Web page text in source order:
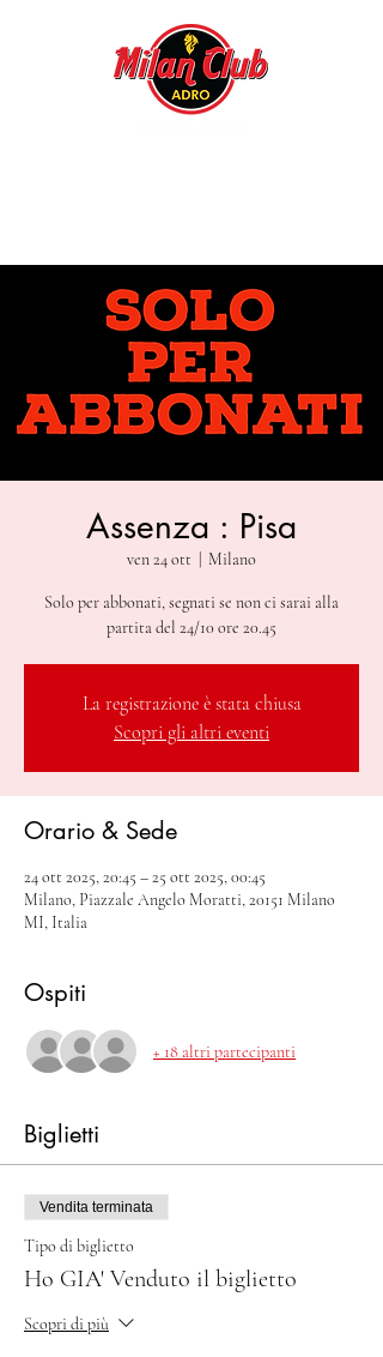
Assenza : Pisa
ven 24 ott Milano
Solo per abbonati, segnati se non ci sarai alla
partita del 24/10 ore 20.45
La registrazione è stata chiusa
Scopri gli altri eventi
Orario & Sede
24 ott 2025, 20:45 – 25 ott 2025, 00:45
Milano, Piazzale Angelo Moratti, 20151 Milano
MI, Italia
Ospiti
+ 18 altri partecipanti
Biglietti
Vendita terminata
Tipo di biglietto
Ho GIA' Venduto il biglietto
Scopri di più